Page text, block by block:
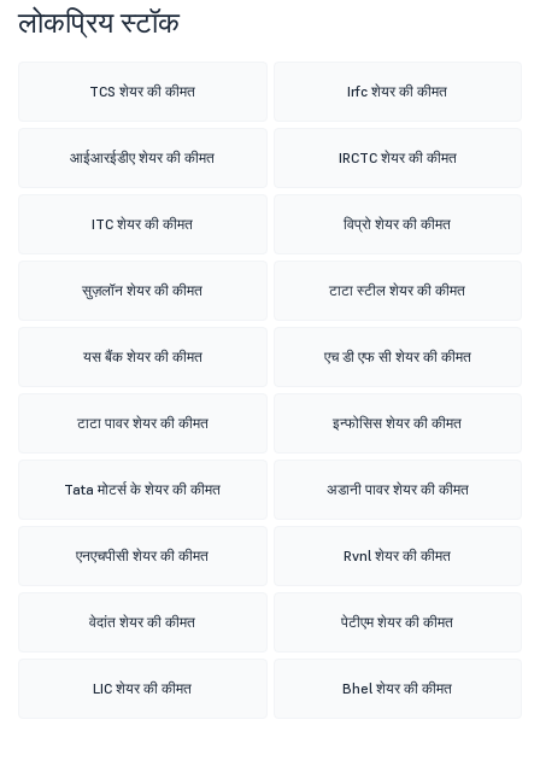
लोकप्रिय स्टॉक
TCS शेयर की कीमत Irfc शेयर की कीमत
आईआरईडीए शेयर की कीमत IRCTC शेयर की कीमत
ITC शेयर की कीमत विप्रो शेयर की कीमत
सुज़लॉन शेयर की कीमत टाटा स्टील शेयर की कीमत
यस बैंक शेयर की कीमत एच डी एफ सी शेयर की कीमत
टाटा पावर शेयर की कीमत इन्फोसिस शेयर की कीमत
Tata मोटर्स के शेयर की कीमत अडानी पावर शेयर की कीमत
एनएचपीसी शेयर की कीमत Rvnl शेयर की कीमत
वेदांत शेयर की कीमत पेटीएम शेयर की कीमत
LIC शेयर की कीमत Bhel शेयर की कीमत